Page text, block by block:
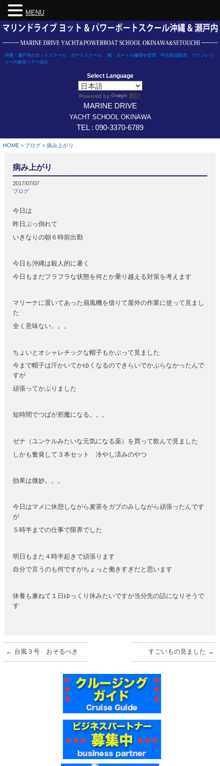
Skip
content
沖縄・瀬戸内のヨットスクール、ボートスクール、 船・ボートの修理や管理、中古部品販売、マリンレジ
ャーの格安ツアー紹介
Select Language
Powered by 翻訳
MARINE DRIVE
YACHT SCHOOL OKINAWA
TEL : 090-3370-6789
HOME > ブログ > 病み上がり
病み上がり
2017/07/07
ブログ
今日は
昨日ぶっ倒れて
いきなりの朝６時前出勤
今日も沖縄は殺人的に暑く
今日もまだフラフラな状態を何とか乗り越える対策を考えます
マリーナに置いてあった扇風機を借りて屋外の作業に使って見まし
た
全く意味ない。。。
ちょいとオシャレチックな帽子もかぶって見ました
今まで帽子は汗かいてかゆくなるのできらいでかぶらなかったんで
すが
頑張ってかぶりました
短時間でつばが邪魔になる。。。
ゼナ（ユンケルみたいな元気になる薬）を買って飲んで見ました
しかも奮発して３本セット 冷やし済みのやつ
効果は微妙。。。
今日はマメに休憩しながら麦茶をガブのみしながら頑張ったんです
が
５時半までの仕事で限界でした
明日もまた４時半起きで頑張ります
自分で言うのも何ですがちょっと働きすぎだと思います
休養も兼ねて１日ゆっくり休みたいですが当分先の話になりそうで
す
← 台風３号 おそるべき すごいもの見ました →
MENU